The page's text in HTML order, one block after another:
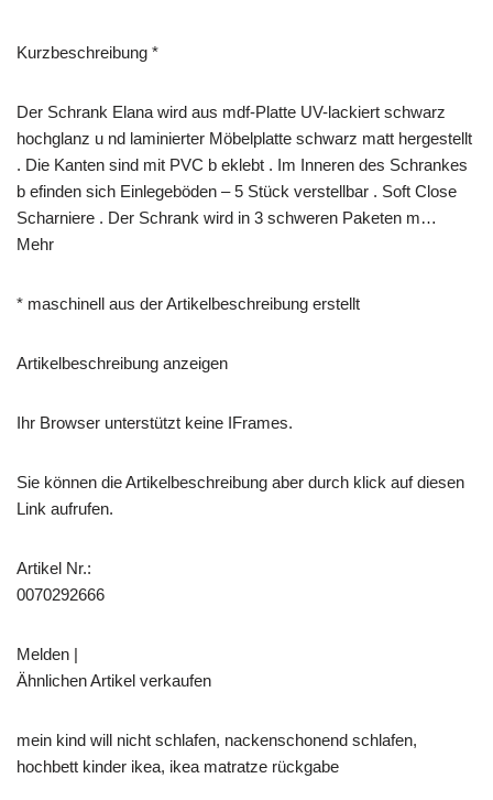
Kurzbeschreibung *
Der Schrank Elana wird aus mdf-Platte UV-lackiert schwarz
hochglanz u nd laminierter Möbelplatte schwarz matt hergestellt
. Die Kanten sind mit PVC b eklebt . Im Inneren des Schrankes
b efinden sich Einlegeböden – 5 Stück verstellbar . Soft Close
Scharniere . Der Schrank wird in 3 schweren Paketen m…
Mehr
* maschinell aus der Artikelbeschreibung erstellt
Artikelbeschreibung anzeigen
Ihr Browser unterstützt keine IFrames.
Sie können die Artikelbeschreibung aber durch klick auf diesen
Link aufrufen.
Artikel Nr.:
0070292666
Melden |
Ähnlichen Artikel verkaufen
mein kind will nicht schlafen, nackenschonend schlafen,
hochbett kinder ikea, ikea matratze rückgabe